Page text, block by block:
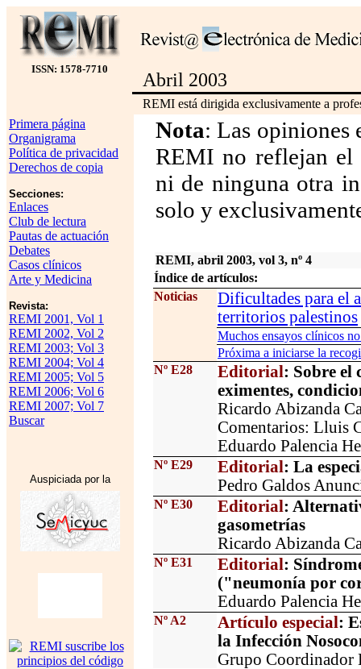
ISSN: 1578-7710
Abril 2003
REMI está dirigida exclusivamente a
Primera página
Organigrama
Política de privacidad
Derechos de copia
Secciones:
Enlaces
Club de lectura
Pautas de actuación
Debates
Casos clínicos
Arte y Medicina
Revista:
REMI 2001, Vol 1
REMI 2002, Vol 2
REMI 2003; Vol 3
REMI 2004; Vol 4
REMI 2005; Vol 5
REMI 2006; Vol 6
REMI 2007; Vol 7
Buscar
Auspiciada por la
Nota: Las opiniones
REMI no reflejan el
ni de ninguna otra
solo y
REMI, abril 2003, vol 3, nº 4
Índice de artículos:
Noticias
Dificultades para el
territorios palestinos
Muchos ensayos clínicos
Próxima a iniciarse la
Nº E28
Editorial : Sobre el
eximentes,
Ricardo Abizanda
Comentarios: Lluis
Eduardo Palencia
Nº E29 Editorial : La
Pedro Galdos
Nº E30 Editorial :
gasometrías
Ricardo Abizanda
Nº E31 Editorial :
("neumonía por
Eduardo Palencia
Nº A2 Artículo especial :
la Infección
Grupo